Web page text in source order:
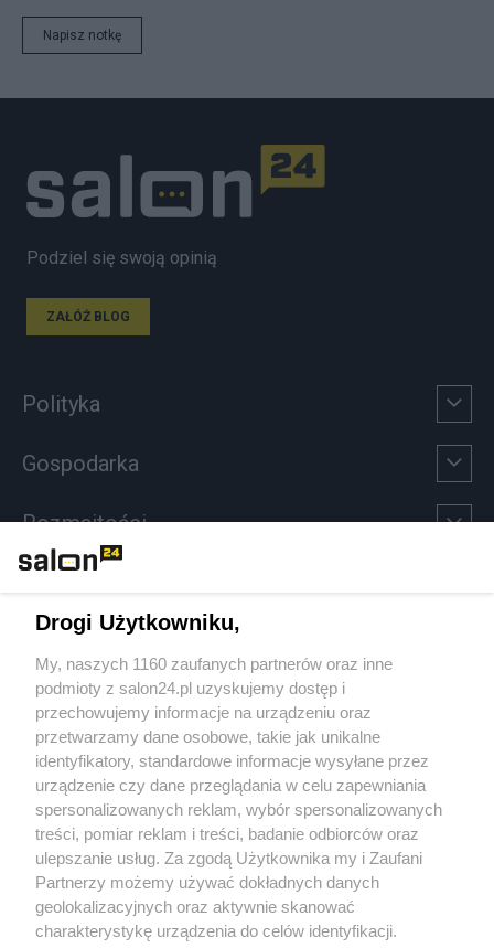
Napisz notkę
Podziel się swoją opinią
ZAŁÓŻ BLOG
Polityka
Gospodarka
Rozmaitości
Sport
Społeczeństwo
Kultura
X Facebook Instagram Youtube
Drogi Użytkowniku,
My, naszych 1160 zaufanych partnerów oraz inne
podmioty z salon24.pl uzyskujemy dostęp i
przechowujemy informacje na urządzeniu oraz
przetwarzamy dane osobowe, takie jak unikalne
identyfikatory, standardowe informacje wysyłane przez
urządzenie czy dane przeglądania w celu zapewniania
spersonalizowanych reklam, wybór spersonalizowanych
treści, pomiar reklam i treści, badanie odbiorców oraz
ulepszanie usług. Za zgodą Użytkownika my i Zaufani
Partnerzy możemy używać dokładnych danych
geolokalizacyjnych oraz aktywnie skanować
charakterystykę urządzenia do celów identyfikacji.